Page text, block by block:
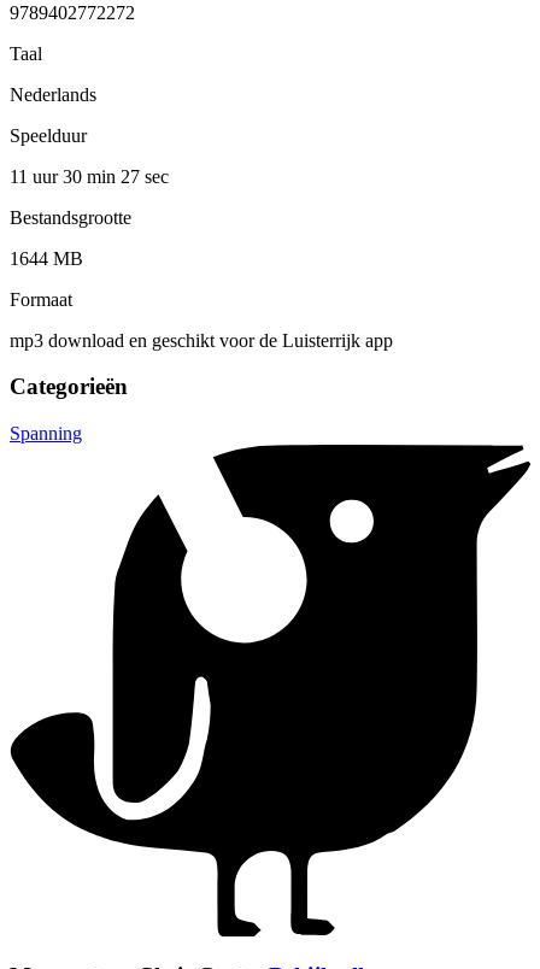
9789402772272
Taal
Nederlands
Speelduur
11 uur 30 min 27 sec
Bestandsgrootte
1644 MB
Formaat
mp3 download en geschikt voor de Luisterrijk app
Categorieën
Spanning